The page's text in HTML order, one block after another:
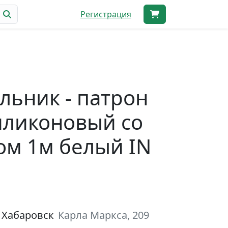
Регистрация
- патрон
со
1м белый IN
Карла Маркса, 209